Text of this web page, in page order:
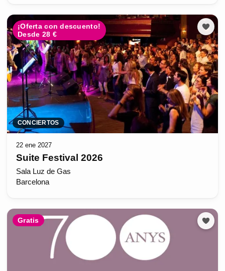
¡Oferta con descuento!
Desde 28 €
CONCIERTOS
22 ene 2027
Suite Festival 2026
Sala Luz de Gas
Barcelona
Gratis